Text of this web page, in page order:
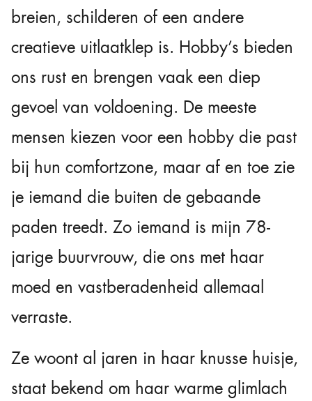
breien, schilderen of een andere
creatieve uitlaatklep is. Hobby’s bieden
ons rust en brengen vaak een diep
gevoel van voldoening. De meeste
mensen kiezen voor een hobby die past
bij hun comfortzone, maar af en toe zie
je iemand die buiten de gebaande
paden treedt. Zo iemand is mijn 78-
jarige buurvrouw, die ons met haar
moed en vastberadenheid allemaal
verraste.
Ze woont al jaren in haar knusse huisje,
staat bekend om haar warme glimlach